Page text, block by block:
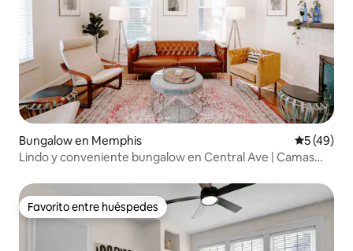
Bungalow en Memphis
5 (49)
Lindo y conveniente bungalow en Central Ave | Camas
Favorito entre huéspedes
Favorito entre huéspedes